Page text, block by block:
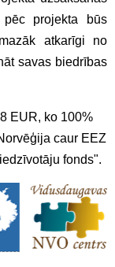
pēc projekta būs
atkarīgi no
savas biedrības
EUR, ko 100%
caur EEZ
fonds".